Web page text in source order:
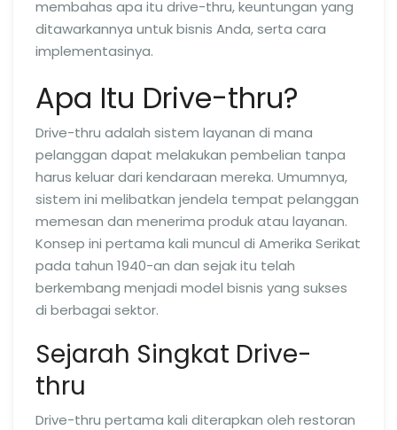
membahas apa itu drive-thru, keuntungan yang
ditawarkannya untuk bisnis Anda, serta cara
implementasinya.
Apa Itu Drive-thru?
Drive-thru adalah sistem layanan di mana
pelanggan dapat melakukan pembelian tanpa
harus keluar dari kendaraan mereka. Umumnya,
sistem ini melibatkan jendela tempat pelanggan
memesan dan menerima produk atau layanan.
Konsep ini pertama kali muncul di Amerika Serikat
pada tahun 1940-an dan sejak itu telah
berkembang menjadi model bisnis yang sukses
di berbagai sektor.
Sejarah Singkat Drive-
thru
Drive-thru pertama kali diterapkan oleh restoran